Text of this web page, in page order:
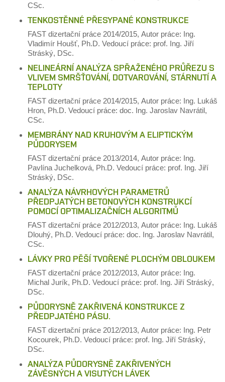
CSc.
TENKOSTĚNNÉ PŘESYPANÉ KONSTRUKCE
FAST dizertační práce 2014/2015, Autor práce: Ing.
Vladimír Houšť, Ph.D. Vedoucí práce: prof. Ing. Jiří
Stráský, DSc.
NELINEÁRNÍ ANALÝZA SPŘAŽENÉHO PRŮŘEZU S
VLIVEM SMRŠŤOVÁNÍ, DOTVAROVÁNÍ, STÁRNUTÍ A
TEPLOTY
FAST dizertační práce 2014/2015, Autor práce: Ing. Lukáš
Hron, Ph.D. Vedoucí práce: doc. Ing. Jaroslav Navrátil,
CSc.
MEMBRÁNY NAD KRUHOVÝM A ELIPTICKÝM
PŮDORYSEM
FAST dizertační práce 2013/2014, Autor práce: Ing.
Pavlína Juchelková, Ph.D. Vedoucí práce: prof. Ing. Jiří
Stráský, DSc.
ANALÝZA NÁVRHOVÝCH PARAMETRŮ
PŘEDPJATÝCH BETONOVÝCH KONSTRUKCÍ
POMOCÍ OPTIMALIZAČNÍCH ALGORITMŮ
FAST dizertační práce 2012/2013, Autor práce: Ing. Lukáš
Dlouhý, Ph.D. Vedoucí práce: doc. Ing. Jaroslav Navrátil,
CSc.
LÁVKY PRO PĚŠÍ TVOŘENÉ PLOCHÝM OBLOUKEM
FAST dizertační práce 2012/2013, Autor práce: Ing.
Michal Jurík, Ph.D. Vedoucí práce: prof. Ing. Jiří Stráský,
DSc.
PŮDORYSNĚ ZAKŘIVENÁ KONSTRUKCE Z
PŘEDPJATÉHO PÁSU.
FAST dizertační práce 2012/2013, Autor práce: Ing. Petr
Kocourek, Ph.D. Vedoucí práce: prof. Ing. Jiří Stráský,
DSc.
ANALÝZA PŮDORYSNĚ ZAKŘIVENÝCH
ZÁVĚSNÝCH A VISUTÝCH LÁVEK